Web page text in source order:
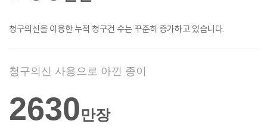
청구의신을 이용한 누적 청구건 수는 꾸준히 증가하고 있습니다.
청구의신 사용으로 아낀 종이
2630만장